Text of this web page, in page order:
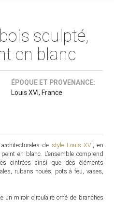
sculpté,
en blanc
ÉPOQUE ET PROVENANCE:
Louis XVI, France
de style Louis XVI, en
en blanc. L’ensemble comprend
cintrées ainsi que des éléments
rubans noués, pots à feu, vases,
un miroir circulaire orné de branches